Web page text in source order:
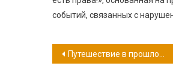
событий, связанных с
Навигация
Путешествие в прошлое. Крым и Севастополь 236 лет назад.